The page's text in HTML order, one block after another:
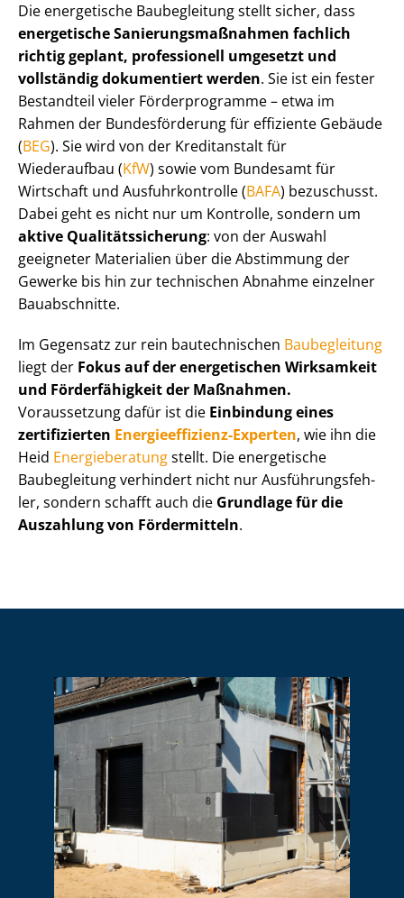
Die energetische Baubegleitung stellt sicher, dass
energetische Sa­nie­rungs­maß­nah­men fachlich
richtig geplant, professionell umgesetzt und
vollständig dokumentiert werden. Sie ist ein fester
Bestandteil vieler Förderprogramme – etwa im
Rahmen der Bundesförderung für effiziente Gebäude
(BEG). Sie wird von der Kreditanstalt für
Wiederaufbau (KfW) sowie vom Bundesamt für
Wirtschaft und Aus­fuhr­kon­trol­le (BAFA) bezuschusst.
Dabei geht es nicht nur um Kontrolle, sondern um
aktive Qua­li­täts­si­che­rung: von der Auswahl
geeigneter Materialien über die Abstimmung der
Gewerke bis hin zur technischen Abnahme einzelner
Bauabschnitte.
Im Gegensatz zur rein bautechnischen Baubegleitung
liegt der Fokus auf der energetischen Wirksamkeit
und Förderfähigkeit der Maßnahmen.
Voraussetzung dafür ist die Einbindung eines
zertifizierten En­er­gie­ef­fi­zi­enz-Experten, wie ihn die
Heid Energieberatungstellt. Die energetische
Baubegleitung verhindert nicht nur Aus­füh­rungs­feh­
ler, sondern schafft auch die Grundlage für die
Auszahlung von Fördermitteln.